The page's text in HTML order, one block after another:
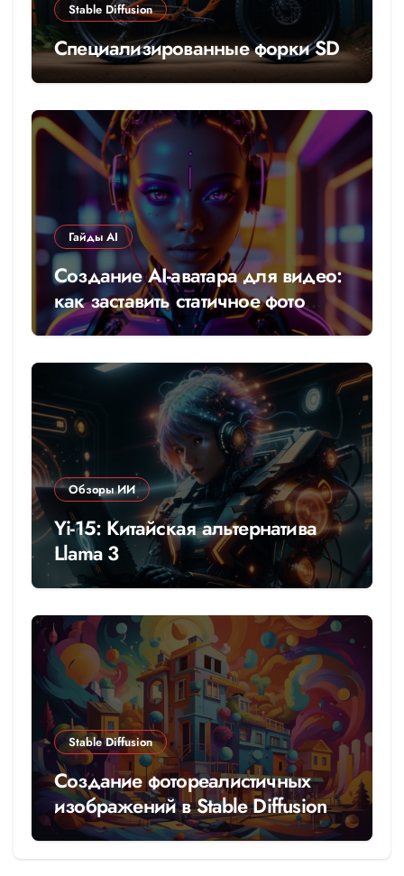
Stable Diffusion
Специализированные форки SD
Гайды AI
Создание AI-аватара для видео:
как заставить статичное фото
говорить
Обзоры ИИ
Yi-15: Китайская альтернатива
Llama 3
Stable Diffusion
Создание фотореалистичных
изображений в Stable Diffusion